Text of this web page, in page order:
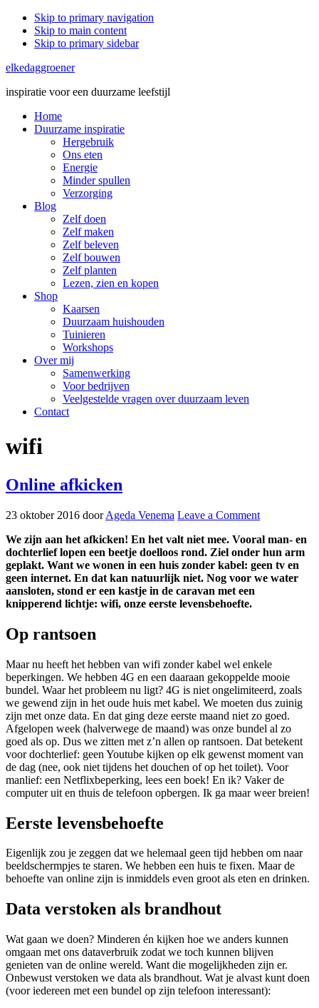
Skip to primary navigation
Skip to main content
Skip to primary sidebar
elkedaggroener
inspiratie voor een duurzame leefstijl
Home
Duurzame inspiratie
Hergebruik
Ons eten
Energie
Minder spullen
Verzorging
Blog
Zelf doen
Zelf maken
Zelf beleven
Zelf bouwen
Zelf planten
Lezen, zien en kopen
Shop
Kaarsen
Duurzaam huishouden
Tuinieren
Workshops
Over mij
Samenwerking
Voor bedrijven
Veelgestelde vragen over duurzaam leven
Contact
wifi
Online afkicken
23 oktober 2016 doorAgeda Venema Leave a Comment
We zijn aan het afkicken! En het valt niet mee. Vooral man- en
dochterlief lopen een beetje doelloos rond. Ziel onder hun arm
geplakt. Want we wonen in een huis zonder kabel: geen tv en
geen internet. En dat kan natuurlijk niet. Nog voor we water
aansloten, stond er een kastje in de caravan met een
knipperend lichtje: wifi, onze eerste levensbehoefte.
Op rantsoen
Maar nu heeft het hebben van wifi zonder kabel wel enkele
beperkingen. We hebben 4G en een daaraan gekoppelde mooie
bundel. Waar het probleem nu ligt? 4G is niet ongelimiteerd, zoals
we gewend zijn in het oude huis met kabel. We moeten dus zuinig
zijn met onze data. En dat ging deze eerste maand niet zo goed.
Afgelopen week (halverwege de maand) was onze bundel al zo
goed als op. Dus we zitten met z’n allen op rantsoen. Dat betekent
voor dochterlief: geen Youtube kijken op elk gewenst moment van
de dag (nee, ook niet tijdens het douchen of op het toilet). Voor
manlief: een Netflixbeperking, lees een boek! En ik? Vaker de
computer uit en thuis de telefoon opbergen. Ik ga maar weer breien!
Eerste levensbehoefte
Eigenlijk zou je zeggen dat we helemaal geen tijd hebben om naar
beeldschermpjes te staren. We hebben een huis te fixen. Maar de
behoefte van online zijn is inmiddels even groot als eten en drinken.
Data verstoken als brandhout
Wat gaan we doen? Minderen én kijken hoe we anders kunnen
omgaan met ons dataverbruik zodat we toch kunnen blijven
genieten van de online wereld. Want die mogelijkheden zijn er.
Onbewust verstoken we data als brandhout. Wat je alvast kunt doen
(voor iedereen met een bundel op zijn telefoon interessant):